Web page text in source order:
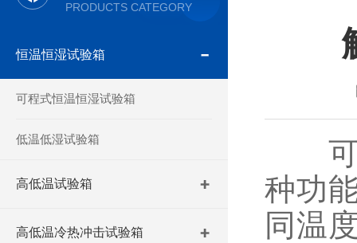
PRODUCTS CATEGORY
恒温恒湿试验箱
可程式恒温恒湿试验箱
低温低湿试验箱
高低温试验箱
高低温冷热冲击试验箱
可
种功
同温